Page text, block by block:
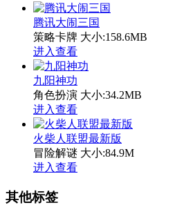
腾讯大闹三国
策略卡牌 大小:158.6MB
进入查看
九阳神功
角色扮演 大小:34.2MB
进入查看
火柴人联盟最新版
冒险解谜 大小:84.9M
进入查看
其他标签